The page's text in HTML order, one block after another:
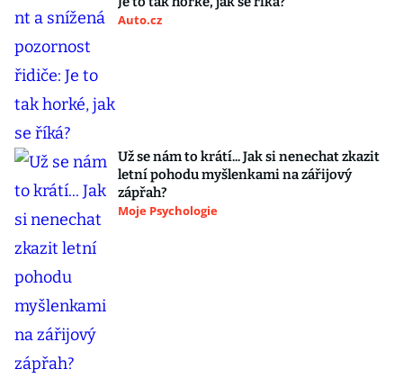
Auto.cz
Už se nám to krátí... Jak si nenechat zkazit
letní pohodu myšlenkami na zářijový
zápřah?
Moje Psychologie